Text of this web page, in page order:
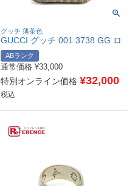
グッチ 薄茶色
GUCCI グッチ 001 3738 GG ロ
ゴ プラスチック ラウンド ハン
ドル 肩掛け カバン 巾着 巾着バ
ッグ ハンドバッグ ショルダー
バッグ GGキャンバス/レザー
ユニセックス ベージュ 【中
古】
ABランク
通常価格 ¥33,000
特別オンライン価格 ¥32,000
税込